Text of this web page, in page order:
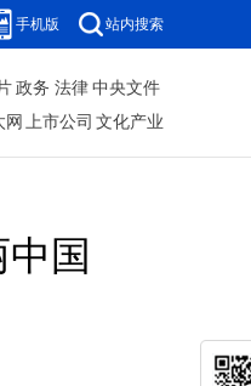
手机版 站内搜索
政务 法律 中央文件
网 上市公司 文化产业
国